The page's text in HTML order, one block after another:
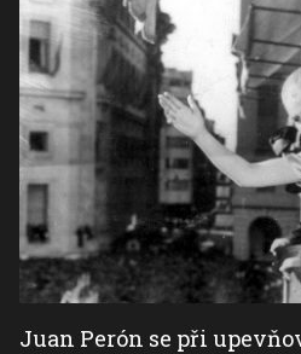
Juan Perón se při